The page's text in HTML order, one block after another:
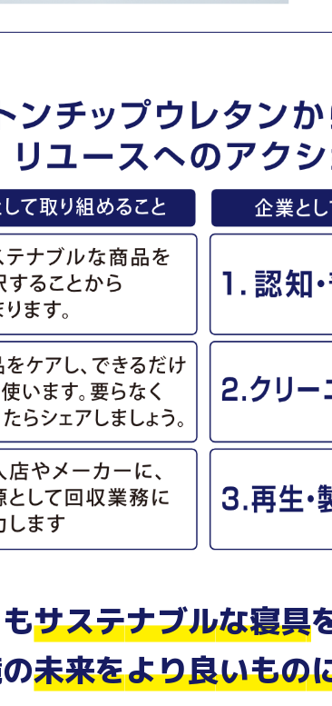
サステナブルな寝具
未来をより良いもの